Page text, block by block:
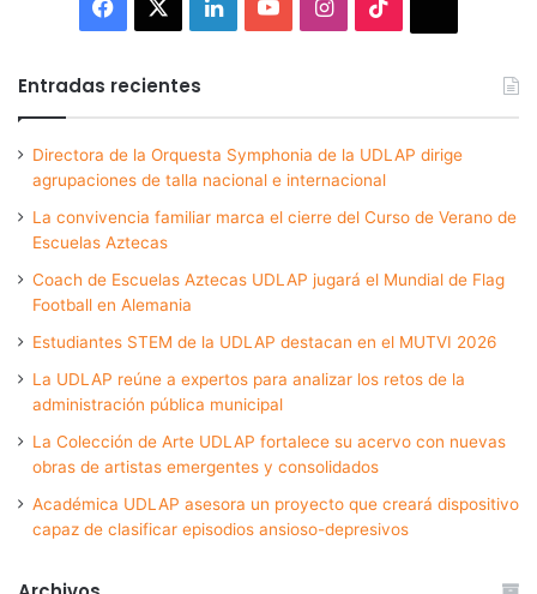
Facebook LinkedInYouTubeInstagram
Entradas recientes
Directora de la Orquesta Symphonia de la UDLAP dirige
agrupaciones de talla nacional e internacional
La convivencia familiar marca el cierre del Curso de Verano de
Escuelas Aztecas
Coach de Escuelas Aztecas UDLAP jugará el Mundial de Flag
Football en Alemania
Estudiantes STEM de la UDLAP destacan en el MUTVI 2026
La UDLAP reúne a expertos para analizar los retos de la
administración pública municipal
La Colección de Arte UDLAP fortalece su acervo con nuevas
obras de artistas emergentes y consolidados
Académica UDLAP asesora un proyecto que creará dispositivo
capaz de clasificar episodios ansioso-depresivos